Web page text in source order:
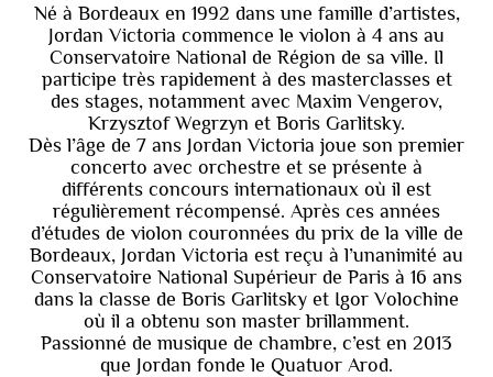
Né à Bordeaux en 1992 dans une famille d’artistes,
Jordan Victoria commence le violon à 4 ans au
Conservatoire National de Région de sa ville. Il
participe très rapidement à des masterclasses et
des stages, notamment avec Maxim Vengerov,
Krzysztof Wegrzyn et Boris Garlitsky.
Dès l’âge de 7 ans Jordan Victoria joue son premier
concerto avec orchestre et se présente à
différents concours internationaux où il est
régulièrement récompensé. Après ces années
d’études de violon couronnées du prix de la ville de
Bordeaux, Jordan Victoria est reçu à l’unanimité au
Conservatoire National Supérieur de Paris à 16 ans
dans la classe de Boris Garlitsky et Igor Volochine
où il a obtenu son master brillamment.
Passionné de musique de chambre, c’est en 2013
que Jordan fonde le Quatuor Arod.